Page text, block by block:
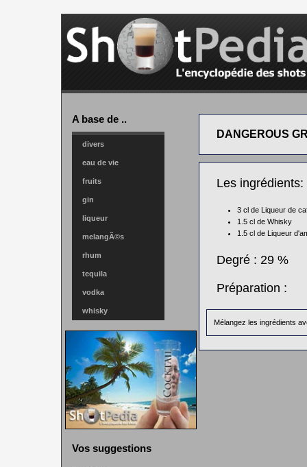
A base de ..
divers
eau de vie
fruits
gin
liqueur
melangÃ©s
rhum
tequila
vodka
whisky
Vos suggestions
DANGEROUS
Les ingrédients:
3 cl de Liqueur de
1.5 cl de Whisky
1.5 cl de Liqueur
Degré : 29 %
Préparation :
Mélangez les ingrédients